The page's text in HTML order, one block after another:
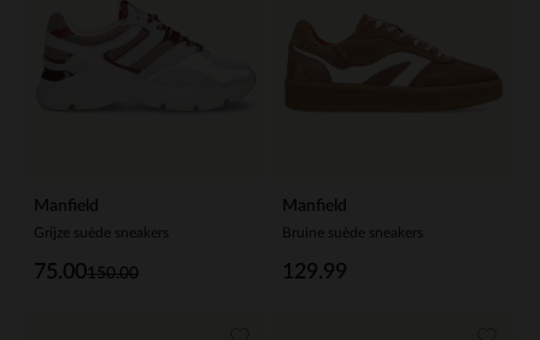
Manfield
Grijze suède sneakers
150.00
75.00
Manfield
Bruine suède sneakers
129.99